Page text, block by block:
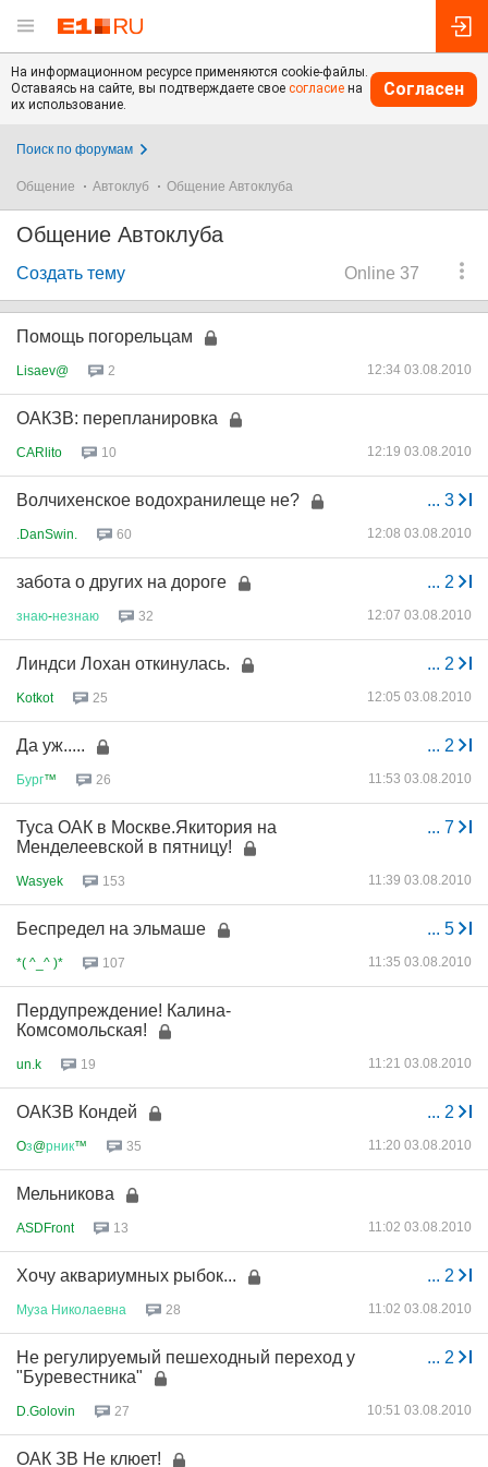
На информационном ресурсе применяются cookie-файлы.
Оставаясь на сайте, вы подтверждаете свое согласие на
их использование.
Согласен
Поиск по форумам
Общение Автоклуб Общение Автоклуба
Общение Автоклуба
Online 37
Создать тему
Помощь погорельцам
Lisaev@ 2 12:34 03.08.2010
ОАКЗВ: перепланировка
CARlito 10 12:19 03.08.2010
... 3
Волчихенское водохранилеще не?
.DanSwin. 60 12:08 03.08.2010
... 2
забота о других на дороге
знаю-незнаю 32 12:07 03.08.2010
... 2
Линдси Лохан откинулась.
Kotkot 25 12:05 03.08.2010
... 2
Да уж.....
Бург™ 26 11:53 03.08.2010
... 7
Туса ОАК в Москве.Якитория на
Менделеевской в пятницу!
Wasyek 153 11:39 03.08.2010
... 5
Беспредел на эльмаше
*( ^_^ )* 107 11:35 03.08.2010
Пердупреждение! Калина-
Комсомольская!
un.k 19 11:21 03.08.2010
... 2
ОАКЗВ Кондей
Oз@рник™ 35 11:20 03.08.2010
Мельникова
ASDFront 13 11:02 03.08.2010
... 2
Хочу аквариумных рыбок...
Муза Николаевна 28 11:02 03.08.2010
... 2
Не регулируемый пешеходный переход у
"Буревестника"
D.Golovin 27 10:51 03.08.2010
ОАК ЗВ Не клюет!